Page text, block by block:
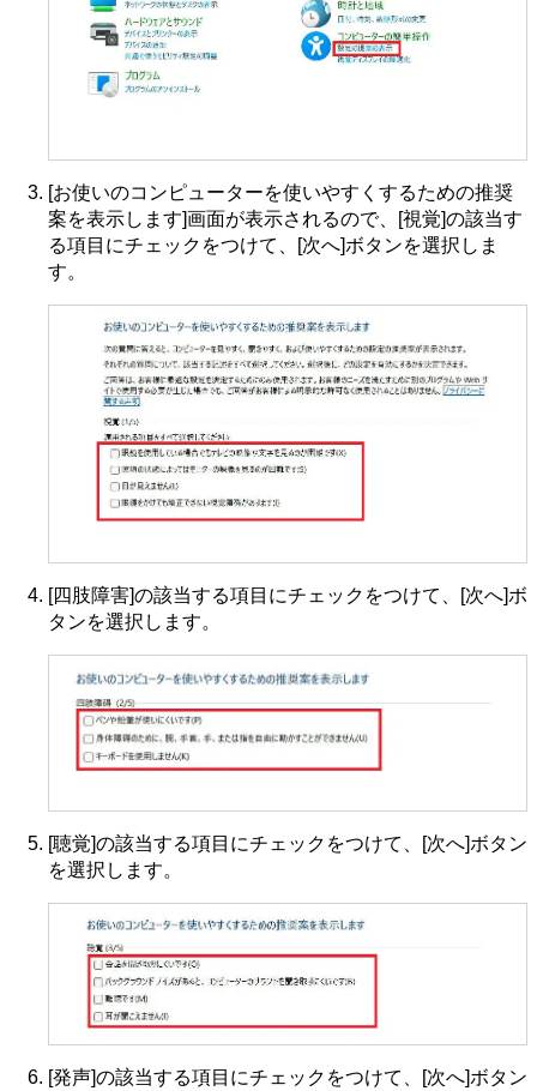
[お使いのコンピューターを使いやすくするための推奨
案を表示します]画面が表示されるので、[視覚]の該当す
る項目にチェックをつけて、[次へ]ボタンを選択しま
す。
[四肢障害]の該当する項目にチェックをつけて、[次へ]ボ
タンを選択します。
[聴覚]の該当する項目にチェックをつけて、[次へ]ボタン
を選択します。
[発声]の該当する項目にチェックをつけて、[次へ]ボタン